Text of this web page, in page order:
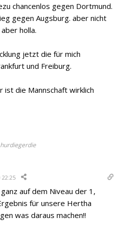
chancenlos gegen Dortmund.
gegen Augsburg. aber nicht
holla.
jetzt die für mich
und Freiburg.
ist die Mannschaft wirklich
22:25
auf dem Niveau der 1,
für unsere Hertha
was daraus machen!!